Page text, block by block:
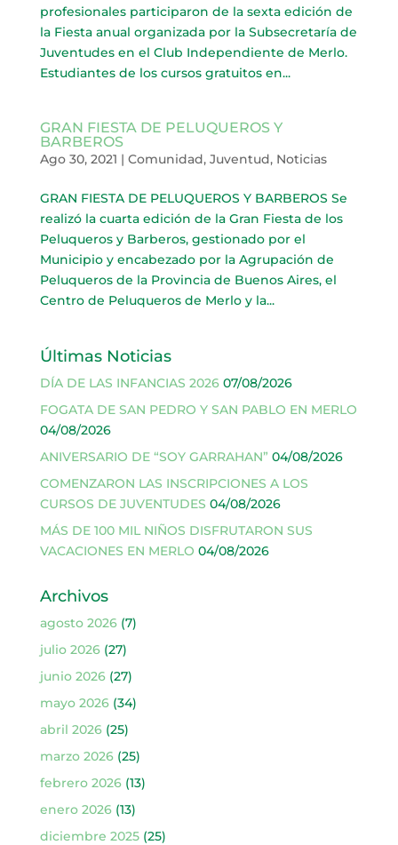
profesionales participaron de la sexta edición de
la Fiesta anual organizada por la Subsecretaría de
Juventudes en el Club Independiente de Merlo.
Estudiantes de los cursos gratuitos en...
GRAN FIESTA DE PELUQUEROS Y
BARBEROS
Ago 30, 2021 | Comunidad, Juventud, Noticias
GRAN FIESTA DE PELUQUEROS Y BARBEROS Se
realizó la cuarta edición de la Gran Fiesta de los
Peluqueros y Barberos, gestionado por el
Municipio y encabezado por la Agrupación de
Peluqueros de la Provincia de Buenos Aires, el
Centro de Peluqueros de Merlo y la...
Últimas Noticias
DÍA DE LAS INFANCIAS 2026 07/08/2026
FOGATA DE SAN PEDRO Y SAN PABLO EN MERLO
04/08/2026
ANIVERSARIO DE “SOY GARRAHAN” 04/08/2026
COMENZARON LAS INSCRIPCIONES A LOS
CURSOS DE JUVENTUDES 04/08/2026
MÁS DE 100 MIL NIÑOS DISFRUTARON SUS
VACACIONES EN MERLO 04/08/2026
Archivos
agosto 2026(7)
julio 2026(27)
junio 2026(27)
mayo 2026(34)
abril 2026(25)
marzo 2026(25)
febrero 2026(13)
enero 2026(13)
diciembre 2025(25)